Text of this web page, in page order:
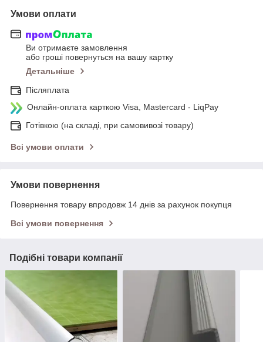
Умови оплати
Ви отримаєте замовлення
або гроші повернуться на вашу картку
Детальніше
Післяплата
Онлайн-оплата карткою Visa, Mastercard - LiqPay
Готівкою (на складі, при самовивозі товару)
Всі умови оплати
Умови повернення
Повернення товару впродовж 14 днів за рахунок покупця
Всі умови повернення
Подібні товари компанії